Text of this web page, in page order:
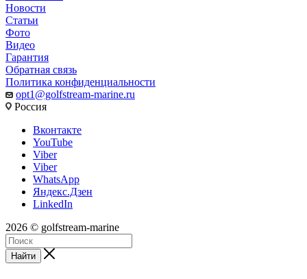
Новости
Статьи
Фото
Видео
Гарантия
Обратная связь
Политика конфиденциальности
opt1@golfstream-marine.ru
Россия
Вконтакте
YouTube
Viber
Viber
WhatsApp
Яндекс.Дзен
LinkedIn
2026 © golfstream-marine
Найти